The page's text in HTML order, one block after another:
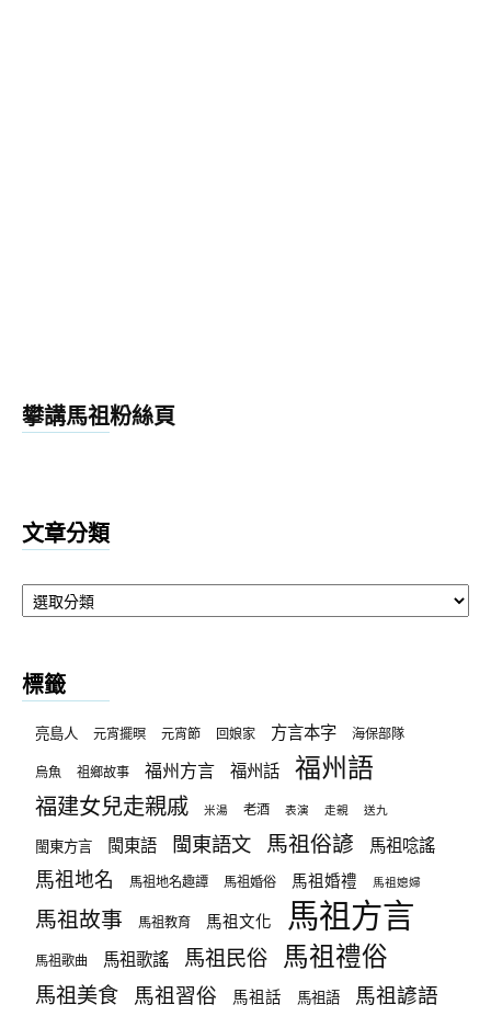
攀講馬祖粉絲頁
文章分類
文
章
標籤
亮島人 元宵擺暝 元宵節 回娘家 方言本字 海保部隊
烏魚 祖鄉故事 福州方言 福州話 福州語
福建女兒走親戚 米湯 老酒 表演 走親 送九
閩東方言 閩東語 閩東語文 馬祖俗諺 馬祖唸謠
馬祖地名 馬祖地名趣譚 馬祖婚俗 馬祖婚禮 馬祖媳婦
馬祖故事 馬祖教育 馬祖文化 馬祖方言
馬祖歌曲 馬祖歌謠 馬祖民俗 馬祖禮俗
馬祖美食 馬祖習俗 馬祖話 馬祖語 馬祖諺語